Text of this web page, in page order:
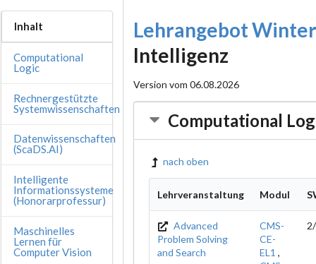
Inhalt
Computational
Logic
Rechnergestützte
Systemwissenschaften
Datenwissenschaften
(ScaDS.AI)
Intelligente
Informationssysteme
(Honorarprofessur)
Maschinelles
Lernen für
Computer Vision
Lehrangebot
Intelligenz
Version vom 06.08.2026
Computational
nach oben
Lehrveranstaltung Modul
Advanced
Problem Solving
and Search
CMS-
CE-
EL1 ,